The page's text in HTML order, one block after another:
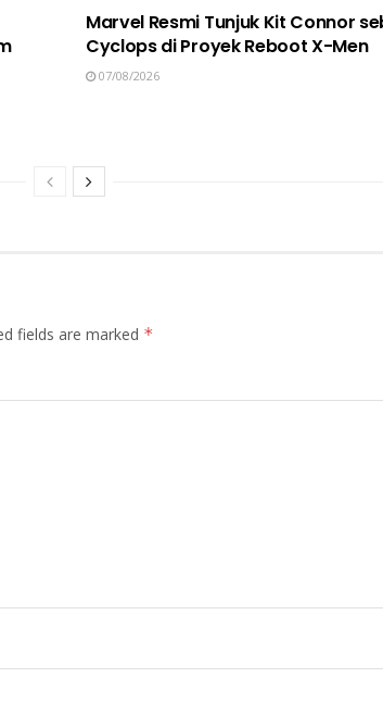
Marvel Resmi Tunjuk Kit Connor
Cyclops di Proyek Reboot X-Men
07/08/2026
fields are marked *